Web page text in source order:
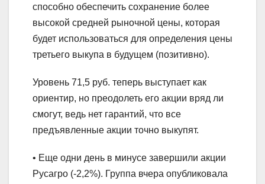
способно обеспечить сохранение более
высокой средней рыночной цены, которая
будет использоваться для определения цены
третьего выкупа в будущем (позитивно).
Уровень 71,5 руб. теперь выступает как
ориентир, но преодолеть его акции вряд ли
смогут, ведь нет гарантий, что все
предъявленные акции точно выкупят.
• Еще одни день в минусе завершили акции
Русагро (-2,2%). Группа вчера опубликовала